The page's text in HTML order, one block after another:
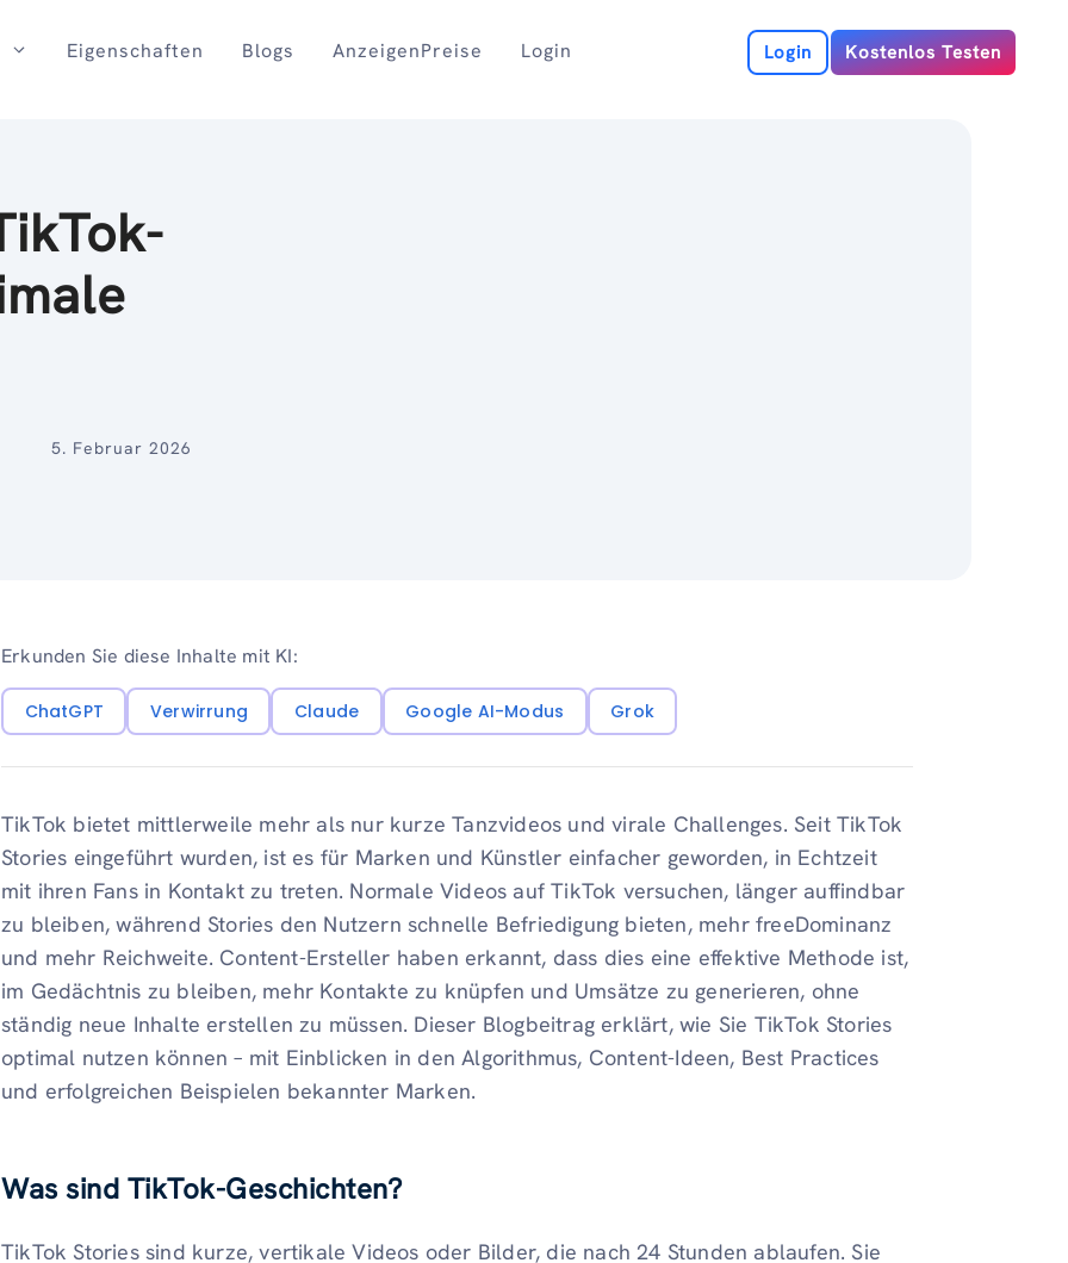
Eigenschaften Blogs AnzeigenPreise Login Login Kostenlos Testen
5. Februar 2026
Erkunden Sie diese Inhalte mit KI:
ChatGPT Verwirrung Claude Google AI-Modus Grok
TikTok bietet mittlerweile mehr als nur kurze Tanzvideos und virale Challenges. Seit TikTok
Stories eingeführt wurden, ist es für Marken und Künstler einfacher geworden, in Echtzeit
mit ihren Fans in Kontakt zu treten. Normale Videos auf TikTok versuchen, länger auffindbar
zu bleiben, während Stories den Nutzern schnelle Befriedigung bieten, mehr freeDominanz
und mehr Reichweite. Content-Ersteller haben erkannt, dass dies eine effektive Methode ist,
im Gedächtnis zu bleiben, mehr Kontakte zu knüpfen und Umsätze zu generieren, ohne
ständig neue Inhalte erstellen zu müssen. Dieser Blogbeitrag erklärt, wie Sie TikTok Stories
optimal nutzen können – mit Einblicken in den Algorithmus, Content-Ideen, Best Practices
und erfolgreichen Beispielen bekannter Marken.
Was sind TikTok-Geschichten?
TikTok Stories sind kurze, vertikale Videos oder Bilder, die nach 24 Stunden ablaufen. Sie